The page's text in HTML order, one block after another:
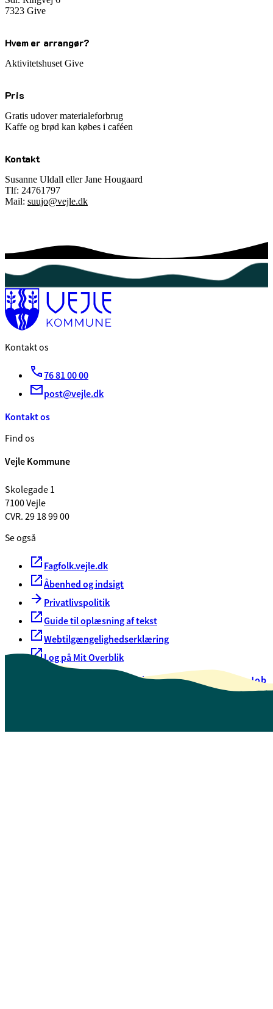
7323 Give
Hvem er arrangør?
Aktivitetshuset Give
Pris
Gratis udover materialeforbrug
Kaffe og brød kan købes i caféen
Kontakt
Susanne Uldall eller Jane Hougaard
Tlf: 24761797
Mail: suujo@vejle.dk
Kontakt os
76 81 00 00
post@vejle.dk
Kontakt os
Find os
Vejle Kommune
Skolegade 1
7100 Vejle
CVR. 29 18 99 00
Se også
Fagfolk.vejle.dk
Åbenhed og indsigt
Privatlivspolitik
Guide til oplæsning af tekst
Webtilgængelighedserklæring
Log på Mit Overblik
Oversigt over selvbetjeningJob